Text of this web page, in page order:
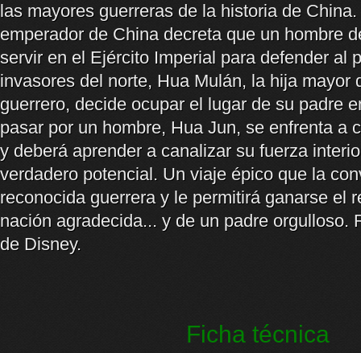
las mayores guerreras de la historia de
emperador de China decreta que un hombre
servir en el Ejército Imperial para defender al
invasores del norte, Hua Mulán, la hija mayor
guerrero, decide ocupar el lugar de su padre
pasar por un hombre, Hua Jun, se enfrenta a
y deberá aprender a canalizar su fuerza
verdadero potencial. Un viaje épico que la
reconocida guerrera y le permitirá ganarse el
nación agradecida... y de un padre orgulloso.
de Disney.
Ficha técnica